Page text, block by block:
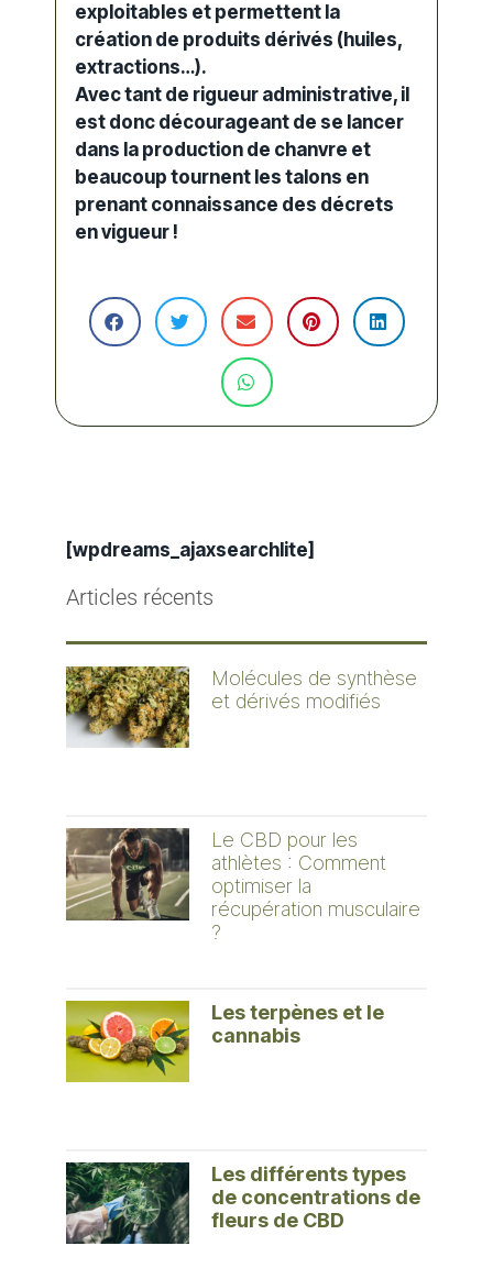
exploitables et permettent la
création de produits dérivés (huiles,
extractions…).
Avec tant de rigueur administrative, il
est donc décourageant de se lancer
dans la production de chanvre et
beaucoup tournent les talons en
prenant connaissance des décrets
en vigueur !
[wpdreams_ajaxsearchlite]
Articles récents
Molécules de synthèse
et dérivés modifiés
Le CBD pour les
athlètes : Comment
optimiser la
récupération musculaire
?
Les terpènes et le
cannabis
Les différents types
de concentrations de
fleurs de CBD